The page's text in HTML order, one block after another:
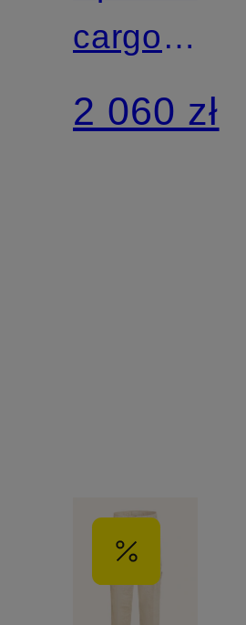
cargo
GHOST
o
2 060 zł